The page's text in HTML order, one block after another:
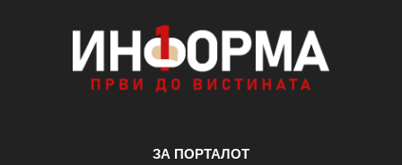
ЗА ПОРТАЛОТ